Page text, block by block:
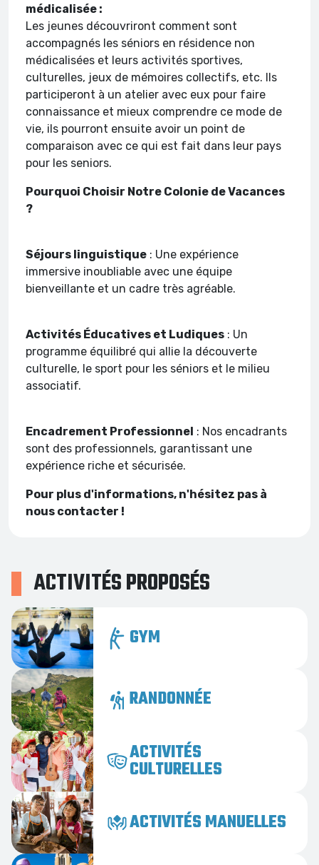
médicalisée :
Les jeunes découvriront comment sont
accompagnés les séniors en résidence non
médicalisées et leurs activités sportives,
culturelles, jeux de mémoires collectifs, etc. Ils
participeront à un atelier avec eux pour faire
connaissance et mieux comprendre ce mode de
vie, ils pourront ensuite avoir un point de
comparaison avec ce qui est fait dans leur pays
pour les seniors.
Pourquoi Choisir Notre Colonie de Vacances
?
Séjours linguistique : Une expérience
immersive inoubliable avec une équipe
bienveillante et un cadre très agréable.
Activités Éducatives et Ludiques : Un
programme équilibré qui allie la découverte
culturelle, le sport pour les séniors et le milieu
associatif.
Encadrement Professionnel : Nos encadrants
sont des professionnels, garantissant une
expérience riche et sécurisée.
Pour plus d'informations, n'hésitez pas à
nous contacter !
ACTIVITÉS PROPOSÉS
GYM
RANDONNÉE
ACTIVITÉS
CULTURELLES
ACTIVITÉS MANUELLES